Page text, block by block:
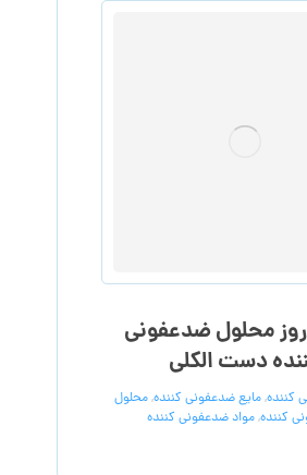
محلول ضدعفونی
دست الکلی
کننده,مایع ضدعفونی کننده,محلول
کننده,مواد ضدعفونی کننده